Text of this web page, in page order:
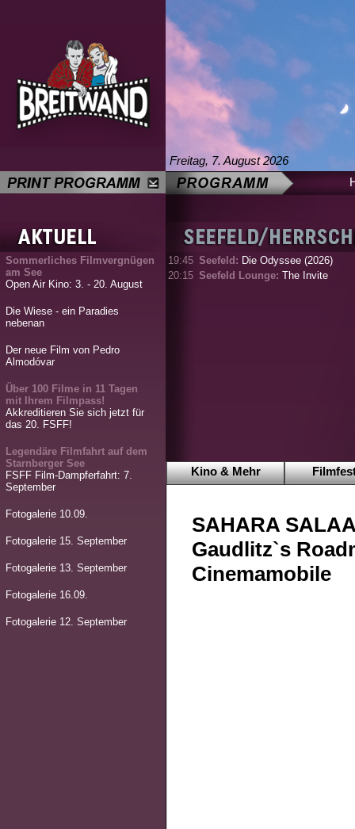
Freitag, 7. August 2026
Sommerliches Filmvergnügen
am See
Open Air Kino: 3. - 20. August
Die Wiese - ein Paradies
nebenan
Der neue Film von Pedro
Almodóvar
Über 100 Filme in 11 Tagen
mit Ihrem Filmpass!
Akkreditieren Sie sich jetzt für
das 20. FSFF!
Legendäre Filmfahrt auf dem
Starnberger See
FSFF Film-Dampferfahrt: 7.
September
Fotogalerie 10.09.
Fotogalerie 15. September
Fotogalerie 13. September
Fotogalerie 16.09.
Fotogalerie 12. September
19:45 Seefeld: Die Odyssee (2026)
20:15 Seefeld Lounge: The Invite
Kino & Mehr
SAHARA
Gaudlitz`s
Cinemamobile